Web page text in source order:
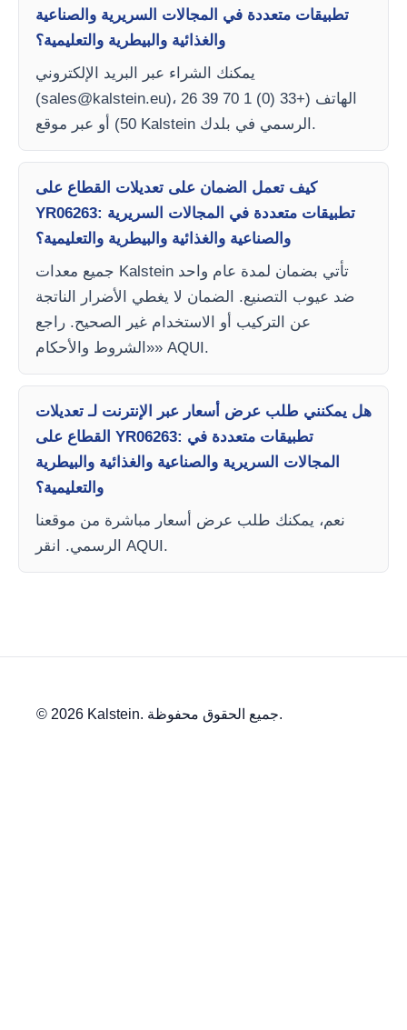
تطبيقات متعددة في المجالات السريرية والصناعية
والغذائية والبيطرية والتعليمية؟
يمكنك الشراء عبر البريد الإلكتروني
(sales@kalstein.eu)، الهاتف (+33 (0) 1 70 39 26
50) أو عبر موقع Kalstein الرسمي في بلدك.
كيف تعمل الضمان على تعديلات القطاع على
YR06263: تطبيقات متعددة في المجالات السريرية
والصناعية والغذائية والبيطرية والتعليمية؟
جميع معدات Kalstein تأتي بضمان لمدة عام واحد
ضد عيوب التصنيع. الضمان لا يغطي الأضرار الناتجة
عن التركيب أو الاستخدام غير الصحيح. راجع
«الشروط والأحكام» AQUI.
هل يمكنني طلب عرض أسعار عبر الإنترنت لـ تعديلات
القطاع على YR06263: تطبيقات متعددة في
المجالات السريرية والصناعية والغذائية والبيطرية
والتعليمية؟
نعم، يمكنك طلب عرض أسعار مباشرة من موقعنا
الرسمي. انقر AQUI.
© 2026 Kalstein. جميع الحقوق محفوظة.